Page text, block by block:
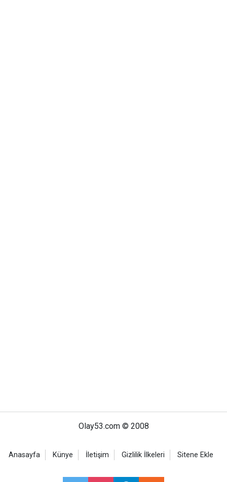
Olay53.com © 2008
Anasayfa Künye İletişim Gizlilik İlkeleri Sitene Ekle